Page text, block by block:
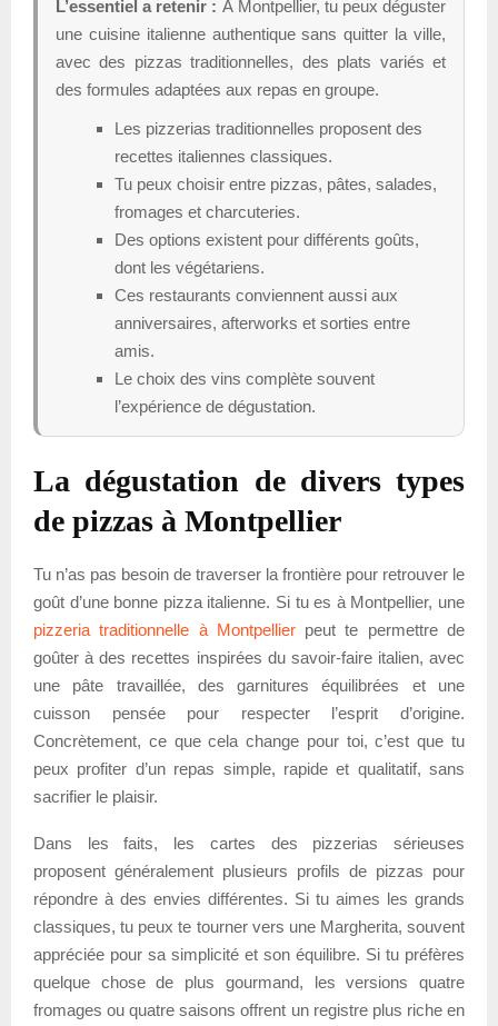
L’essentiel a retenir : À Montpellier, tu peux déguster
une cuisine italienne authentique sans quitter la ville,
avec des pizzas traditionnelles, des plats variés et
des formules adaptées aux repas en groupe.
Les pizzerias traditionnelles proposent des
recettes italiennes classiques.
Tu peux choisir entre pizzas, pâtes, salades,
fromages et charcuteries.
Des options existent pour différents goûts,
dont les végétariens.
Ces restaurants conviennent aussi aux
anniversaires, afterworks et sorties entre
amis.
Le choix des vins complète souvent
l’expérience de dégustation.
La dégustation de divers types
de pizzas à Montpellier
Tu n’as pas besoin de traverser la frontière pour retrouver le
goût d’une bonne pizza italienne. Si tu es à Montpellier, une
pizzeria traditionnelle à Montpellierpeut te permettre de
goûter à des recettes inspirées du savoir-faire italien, avec
une pâte travaillée, des garnitures équilibrées et une
cuisson pensée pour respecter l’esprit d’origine.
Concrètement, ce que cela change pour toi, c’est que tu
peux profiter d’un repas simple, rapide et qualitatif, sans
sacrifier le plaisir.
Dans les faits, les cartes des pizzerias sérieuses
proposent généralement plusieurs profils de pizzas pour
répondre à des envies différentes. Si tu aimes les grands
classiques, tu peux te tourner vers une Margherita, souvent
appréciée pour sa simplicité et son équilibre. Si tu préfères
quelque chose de plus gourmand, les versions quatre
fromages ou quatre saisons offrent un registre plus riche en